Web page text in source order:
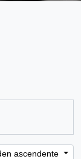
ascendente